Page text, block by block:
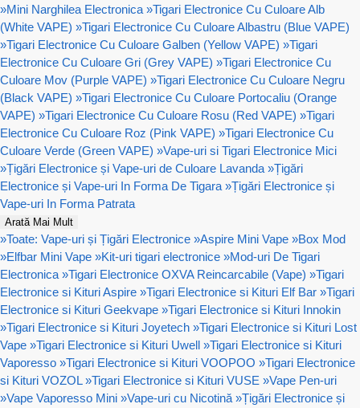
»Mini Narghilea Electronica »Tigari Electronice Cu Culoare Alb
(White VAPE) »Tigari Electronice Cu Culoare Albastru (Blue VAPE)
»Tigari Electronice Cu Culoare Galben (Yellow VAPE) »Tigari
Electronice Cu Culoare Gri (Grey VAPE) »Tigari Electronice Cu
Culoare Mov (Purple VAPE) »Tigari Electronice Cu Culoare Negru
(Black VAPE) »Tigari Electronice Cu Culoare Portocaliu (Orange
VAPE) »Tigari Electronice Cu Culoare Rosu (Red VAPE) »Tigari
Electronice Cu Culoare Roz (Pink VAPE) »Tigari Electronice Cu
Culoare Verde (Green VAPE) »Vape-uri si Tigari Electronice Mici
»Țigări Electronice și Vape-uri de Culoare Lavanda »Țigări
Electronice și Vape-uri In Forma De Tigara »Țigări Electronice și
Vape-uri In Forma Patrata
Arată Mai Mult
»Toate: Vape-uri și Țigări Electronice »Aspire Mini Vape »Box Mod
»Elfbar Mini Vape »Kit-uri tigari electronice »Mod-uri De Tigari
Electronica »Tigari Electronice OXVA Reincarcabile (Vape) »Tigari
Electronice si Kituri Aspire »Tigari Electronice si Kituri Elf Bar »Tigari
Electronice si Kituri Geekvape »Tigari Electronice si Kituri Innokin
»Tigari Electronice si Kituri Joyetech »Tigari Electronice si Kituri Lost
Vape »Tigari Electronice si Kituri Uwell »Tigari Electronice si Kituri
Vaporesso »Tigari Electronice si Kituri VOOPOO »Tigari Electronice
si Kituri VOZOL »Tigari Electronice si Kituri VUSE »Vape Pen-uri
»Vape Vaporesso Mini »Vape-uri cu Nicotină »Țigări Electronice și